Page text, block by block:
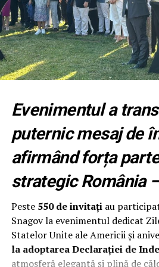
Guvernul a avizat publicarea
Nouă luni pentru
organizației
Fundația Națională a Tinerilor
organizează noua serie RPEP,
Quality Award, cu sprijinul
unor executivi români cu
Programul începe cu un modul
București, urmat de opt luni de
mentorat. Participanții aplică
propria organizație, își evaluează
punctele forte și ariile de
plan concret de creștere a
Programul se adresează
antreprenorilor și managerilor
Evenimentul a
puternic mesaj de
afirmând forța
strategic România
Peste 550 de invitațiau
Snagov la evenimentul dedicat
Statelor Unite ale Americii și
la adoptarea Declarației de
atmosferă elegantă și plină de